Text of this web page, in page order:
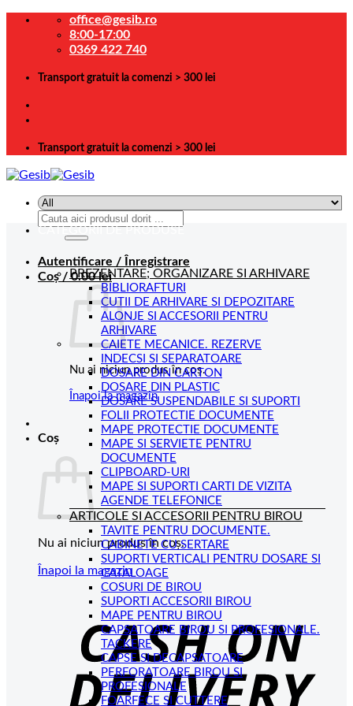
Skip
office@gesib.ro
8:00-17:00
0369 422 740
Transport gratuit la comenzi > 300 lei
Transport gratuit la comenzi > 300 lei
Caută
Autentificare / Înregistrare
Coș /0.00lei
Nu ai niciun produs în coș.
Înapoi la magazin
Coș
Nu ai niciun produs în coș.
Înapoi la magazin
CATEGORII DE PRODUSE
PREZENTARE; ORGANIZARE SI ARHIVARE
BIBLIORAFTURI
CUTII DE ARHIVARE SI DEPOZITARE
ALONJE SI ACCESORII PENTRU
ARHIVARE
CAIETE MECANICE. REZERVE
INDECSI SI SEPARATOARE
DOSARE DIN CARTON
DOSARE DIN PLASTIC
DOSARE SUSPENDABILE SI SUPORTI
FOLII PROTECTIE DOCUMENTE
MAPE PROTECTIE DOCUMENTE
MAPE SI SERVIETE PENTRU
DOCUMENTE
CLIPBOARD-URI
MAPE SI SUPORTI CARTI DE VIZITA
AGENDE TELEFONICE
ARTICOLE SI ACCESORII PENTRU BIROU
TAVITE PENTRU DOCUMENTE.
CABINETE CU SERTARE
SUPORTI VERTICALI PENTRU DOSARE SI
CATALOAGE
COSURI DE BIROU
SUPORTI ACCESORII BIROU
MAPE PENTRU BIROU
CAPSATOARE BIROU SI PROFESIONALE.
TACKERE
CAPSE SI DECAPSATOARE
PERFORATOARE BIROU SI
PROFESIONALE
FOARFECE SI CUTTERE